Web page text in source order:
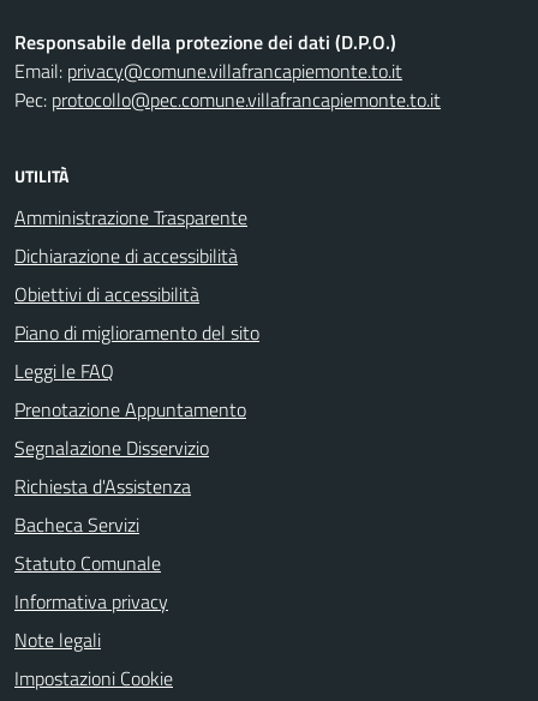
Responsabile della protezione dei dati (D.P.O.)
Email: privacy@comune.villafrancapiemonte.to.it
Pec: protocollo@pec.comune.villafrancapiemonte.to.it
UTILITÀ
Amministrazione Trasparente
Dichiarazione di accessibilità
Obiettivi di accessibilità
Piano di miglioramento del sito
Leggi le FAQ
Prenotazione Appuntamento
Segnalazione Disservizio
Richiesta d'Assistenza
Bacheca Servizi
Statuto Comunale
Informativa privacy
Note legali
Impostazioni Cookie